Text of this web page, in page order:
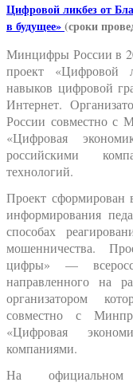
Цифровой ликбез от
в будущее»(сроки
Минцифры России в
проект «Цифровой
навыков цифровой
Интернет.
России совместно с
«Цифровая
российскими
технологий.
Проект сформирован
информирования
способах
мошенничества.
цифры» —
направленного на
организатором
совместно с
«Цифровая
компаниями.
На